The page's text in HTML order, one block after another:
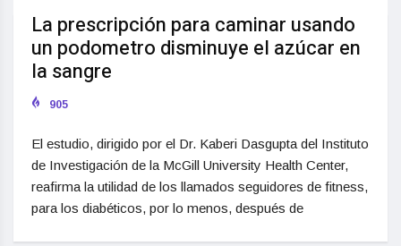
La prescripción para caminar usando
un podometro disminuye el azúcar en
la sangre
905
El estudio, dirigido por el Dr. Kaberi Dasgupta del Instituto
de Investigación de la McGill University Health Center,
reafirma la utilidad de los llamados seguidores de fitness,
para los diabéticos, por lo menos, después de